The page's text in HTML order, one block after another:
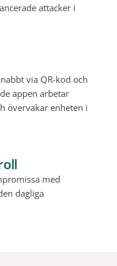
attacker i
via QR-kod och
appen arbetar
övervakar enheten i
med
dagliga